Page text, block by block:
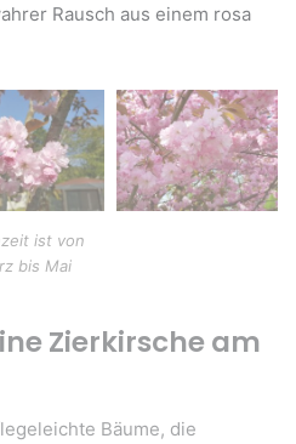
Rausch aus einem rosa
ist von
bis Mai
Zierkirsche am
Bäume, die